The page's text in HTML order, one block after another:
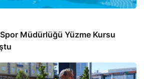
Müdürlüğü Yüzme Kursu